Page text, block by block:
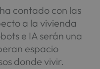
contado con las
a la vivienda
e IA serán una
espacio
donde vivir.